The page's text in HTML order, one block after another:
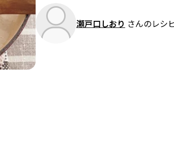
瀬戸口しおり さんのレシ